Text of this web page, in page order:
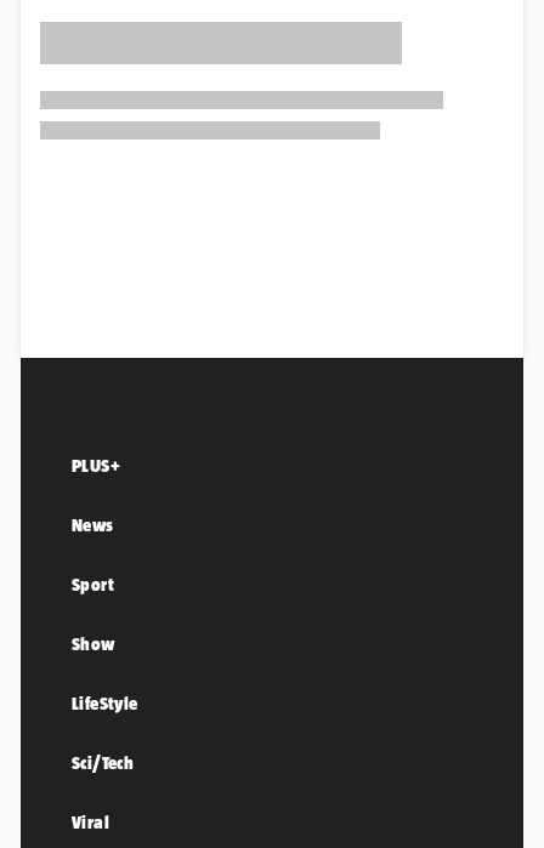
PLUS+
News
Sport
Show
LifeStyle
Sci/Tech
Viral